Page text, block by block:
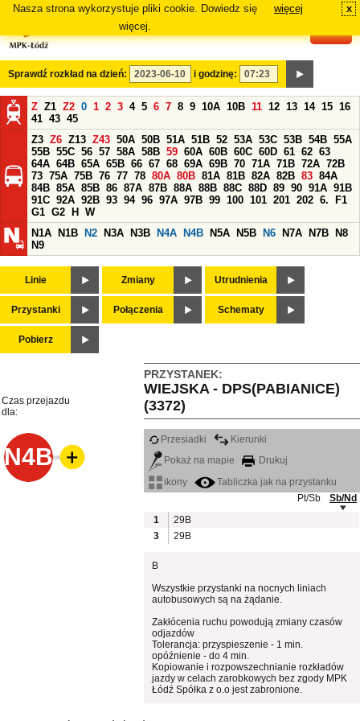
Nasza strona wykorzystuje pliki cookie. Dowiedz się
więcej.
więcej x
Sprawdź rozkład na dzień: i godzinę:
Z Z1 Z2 0 1 2 3 4 5 6 7 8 9 10A 10B 11 12 13 14 15 16
41 43 45
Z3 Z6 Z13 Z43 50A 50B 51A 51B 52 53A 53C 53B 54B 55A
55B 55C 56 57 58A 58B 59 60A 60B 60C 60D 61 62 63
64A 64B 65A 65B 66 67 68 69A 69B 70 71A 71B 72A 72B
73 75A 75B 76 77 78 80A 80B 81A 81B 82A 82B 83 84A
84B 85A 85B 86 87A 87B 88A 88B 88C 88D 89 90 91A 91B
91C 92A 92B 93 94 96 97A 97B 99 100 101 201 202 6.
F1
G1 G2 H
W
N1A
N1B N2 N3A N3B N4A N4B N5A N5B N6 N7A N7B
N8
N9
Linie Zmiany Utrudnienia
Przystanki Połączenia Schematy
Pobierz
PRZYSTANEK:
WIEJSKA - DPS(PABIANICE)
(3372)
Czas przejazdu
dla:
N4B
Przesiadki
Kierunki
Pokaż na mapie
Drukuj
ikony
Tabliczka jak na przystanku
Pt/Sb
Sb/Nd
1
29B
3
29B
B
Wszystkie przystanki na nocnych liniach
autobusowych są na żądanie.
Zakłócenia ruchu powodują zmiany czasów
odjazdów
Tolerancja: przyspieszenie - 1 min.
opóźnienie - do 4 min.
Kopiowanie i rozpowszechnianie rozkładów
jazdy w celach zarobkowych bez zgody MPK
Łódź Spółka z o.o jest zabronione.